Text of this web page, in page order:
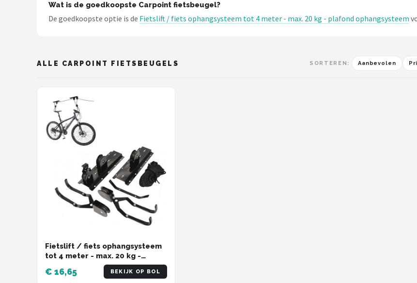
BBB Cycling
Shimano
Alle merken →
Wat is de goedkoopste Carpoint fietsbeugel?
De goedkoopste optie is de Fietslift / fiets ophangsysteem tot 4 meter - max. 20 kg - plafond ophangsysteem
ALLE CARPOINT FIETSBEUGELS SORTEREN: Aanbevolen
Fietslift / fiets ophangsysteem
tot 4 meter - max. 20 kg -
plafond ophangsysteem
€ 16,65 BEKIJK OP BOL